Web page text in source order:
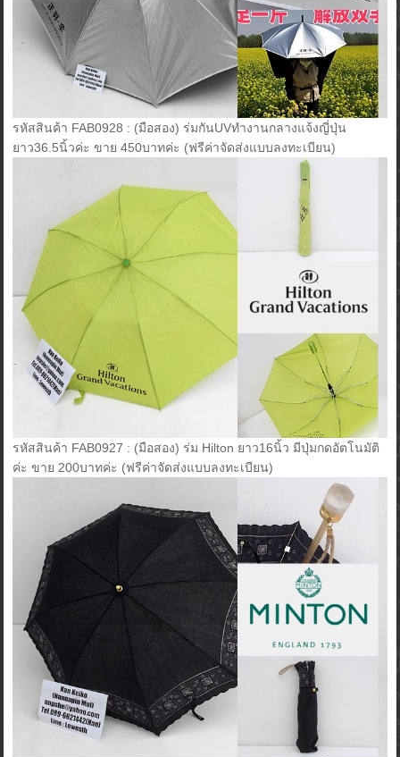
รหัสสินค้า FAB0928 : (มือสอง) ร่มกันUVทำงานกลางแจ้งญี่ปุ่น
ยาว36.5นิ้วค่ะ ขาย 450บาทค่ะ (ฟรีค่าจัดส่งแบบลงทะเบียน)
รหัสสินค้า FAB0927 : (มือสอง) ร่ม Hilton ยาว16นิ้ว มีปุ่มกดอัตโนมัติ
ค่ะ ขาย 200บาทค่ะ (ฟรีค่าจัดส่งแบบลงทะเบียน)